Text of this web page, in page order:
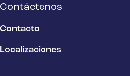
Contáctenos
Contacto
Localizaciones